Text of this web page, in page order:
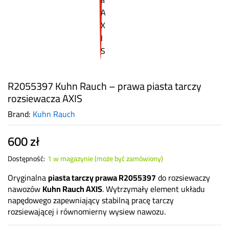
R2055397 Kuhn Rauch – prawa piasta tarczy
rozsiewacza AXIS
Brand: Kuhn Rauch
600zł
Dostępność: 1 w magazynie (może być zamówiony)
Oryginalnapiasta tarczy prawa R2055397do rozsiewaczy
nawozówKuhn Rauch AXIS. Wytrzymały element układu
napędowego zapewniający stabilną pracę tarczy
rozsiewającej i równomierny wysiew nawozu.